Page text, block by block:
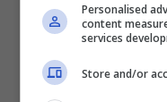
Personalised
content
services
Store and/or